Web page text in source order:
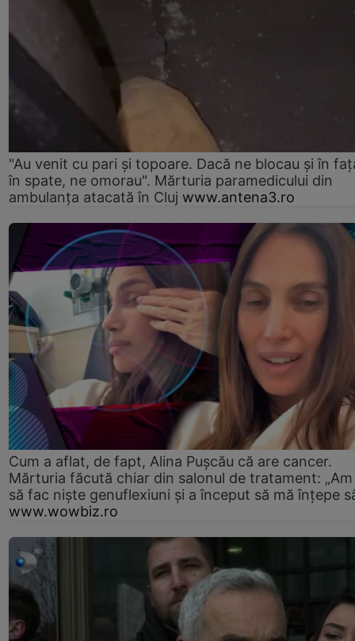
"Au venit cu pari și topoare. Dacă ne blocau şi în
în spate, ne omorau". Mărturia paramedicului din
ambulanţa atacată în Cluj www.antena3.ro
Cum a aflat, de fapt, Alina Pușcău că are cancer.
Mărturia făcută chiar din salonul de tratament:
să fac niște genuflexiuni și a început să mă înțepe
www.wowbiz.ro